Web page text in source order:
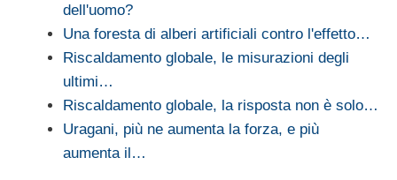
dell'uomo?
Una foresta di alberi artificiali contro l'effetto…
Riscaldamento globale, le misurazioni degli
ultimi…
Riscaldamento globale, la risposta non è solo…
Uragani, più ne aumenta la forza, e più
aumenta il…